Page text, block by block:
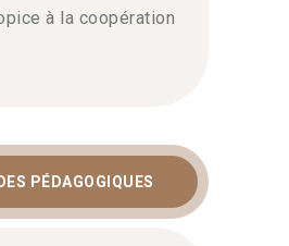
de vos équipes.
à la coopération
PÉDAGOGIQUES